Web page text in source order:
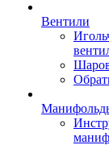
Вентили